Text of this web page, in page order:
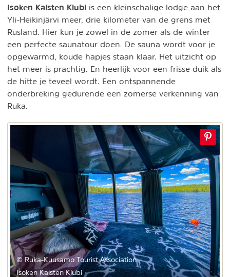
Isoken Kaisten Klubi is een kleinschalige lodge aan het
Yli-Heikinjärvi meer, drie kilometer van de grens met
Rusland. Hier kun je zowel in de zomer als de winter
een perfecte saunatour doen. De sauna wordt voor je
opgewarmd, koude hapjes staan klaar. Het uitzicht op
het meer is prachtig. En heerlijk voor een frisse duik als
de hitte je teveel wordt. Een ontspannende
onderbreking gedurende een zomerse verkenning van
Ruka.
© Ruka-Kuusamo Tourist Association
Isoken Kaisten Klubi